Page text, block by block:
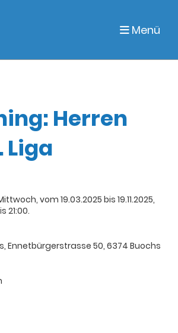
Menü
Herren
Liga
vom 19.03.2025 bis 19.11.2025,
21:00.
Ennetbürgerstrasse 50, 6374 Buochs